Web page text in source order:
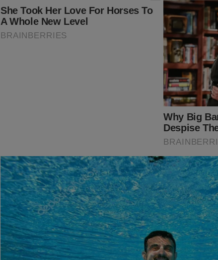
presidiário Lula de volta ao poder, os acontecimentos que
contra Bolsonaro e todas as 'tramoias' da esquerda. Eleição,
perseguição, manipulação e muito mais... Está tudo
está na "mira" da censura e não se sabe até quando estará a
Não perca tempo. Caso tenha interesse, clique no link abaixo
https://www.conteudoconservador.com.br/products/o-